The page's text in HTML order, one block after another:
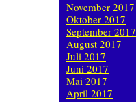
November 2017
Oktober 2017
September 2017
August 2017
Juli 2017
Juni 2017
Mai 2017
April 2017